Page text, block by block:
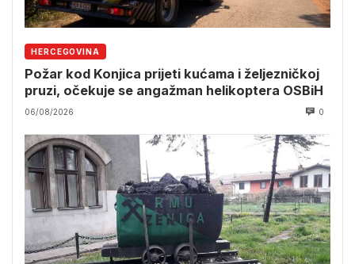
HERCEGOVINA
Požar kod Konjica prijeti kućama i željezničkoj
pruzi, očekuje se angažman helikoptera OSBiH
06/08/2026 0